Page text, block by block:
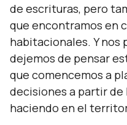
de escrituras, pero
que encontramos en
habitacionales. Y
dejemos de pensar
que comencemos a
decisiones a partir de
haciendo en el